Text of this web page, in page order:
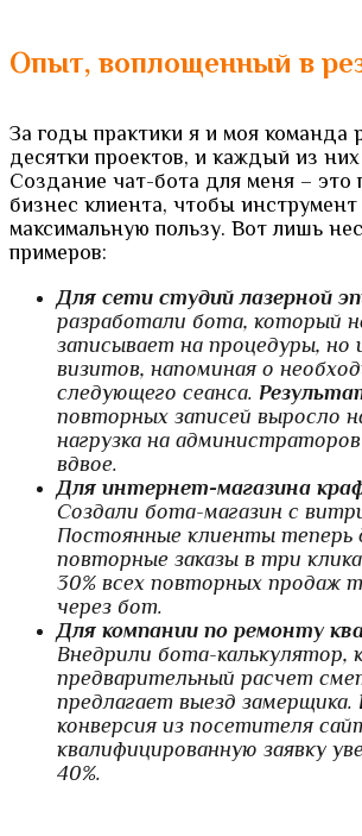
Опыт, воплощенный в
За годы практики я и моя команда
десятки проектов, и каждый из
Создание чат-бота для меня – это
бизнес клиента, чтобы
максимальную пользу. Вот лишь
примеров:
Для сети студий лазерной
разработали бота, который
записывает на процедуры, но
визитов, напоминая о
следующего сеанса.
повторных записей выросло
нагрузка на
вдвое.
Для интернет-магазина
Создали бота-магазин с
Постоянные клиенты теперь
повторные заказы в три
30% всех повторных продаж
через бот.
Для компании по ремонту
Внедрили бота-калькулятор,
предварительный расчет
предлагает выезд замерщика.
конверсия из посетителя
квалифицированную заявку
40%.